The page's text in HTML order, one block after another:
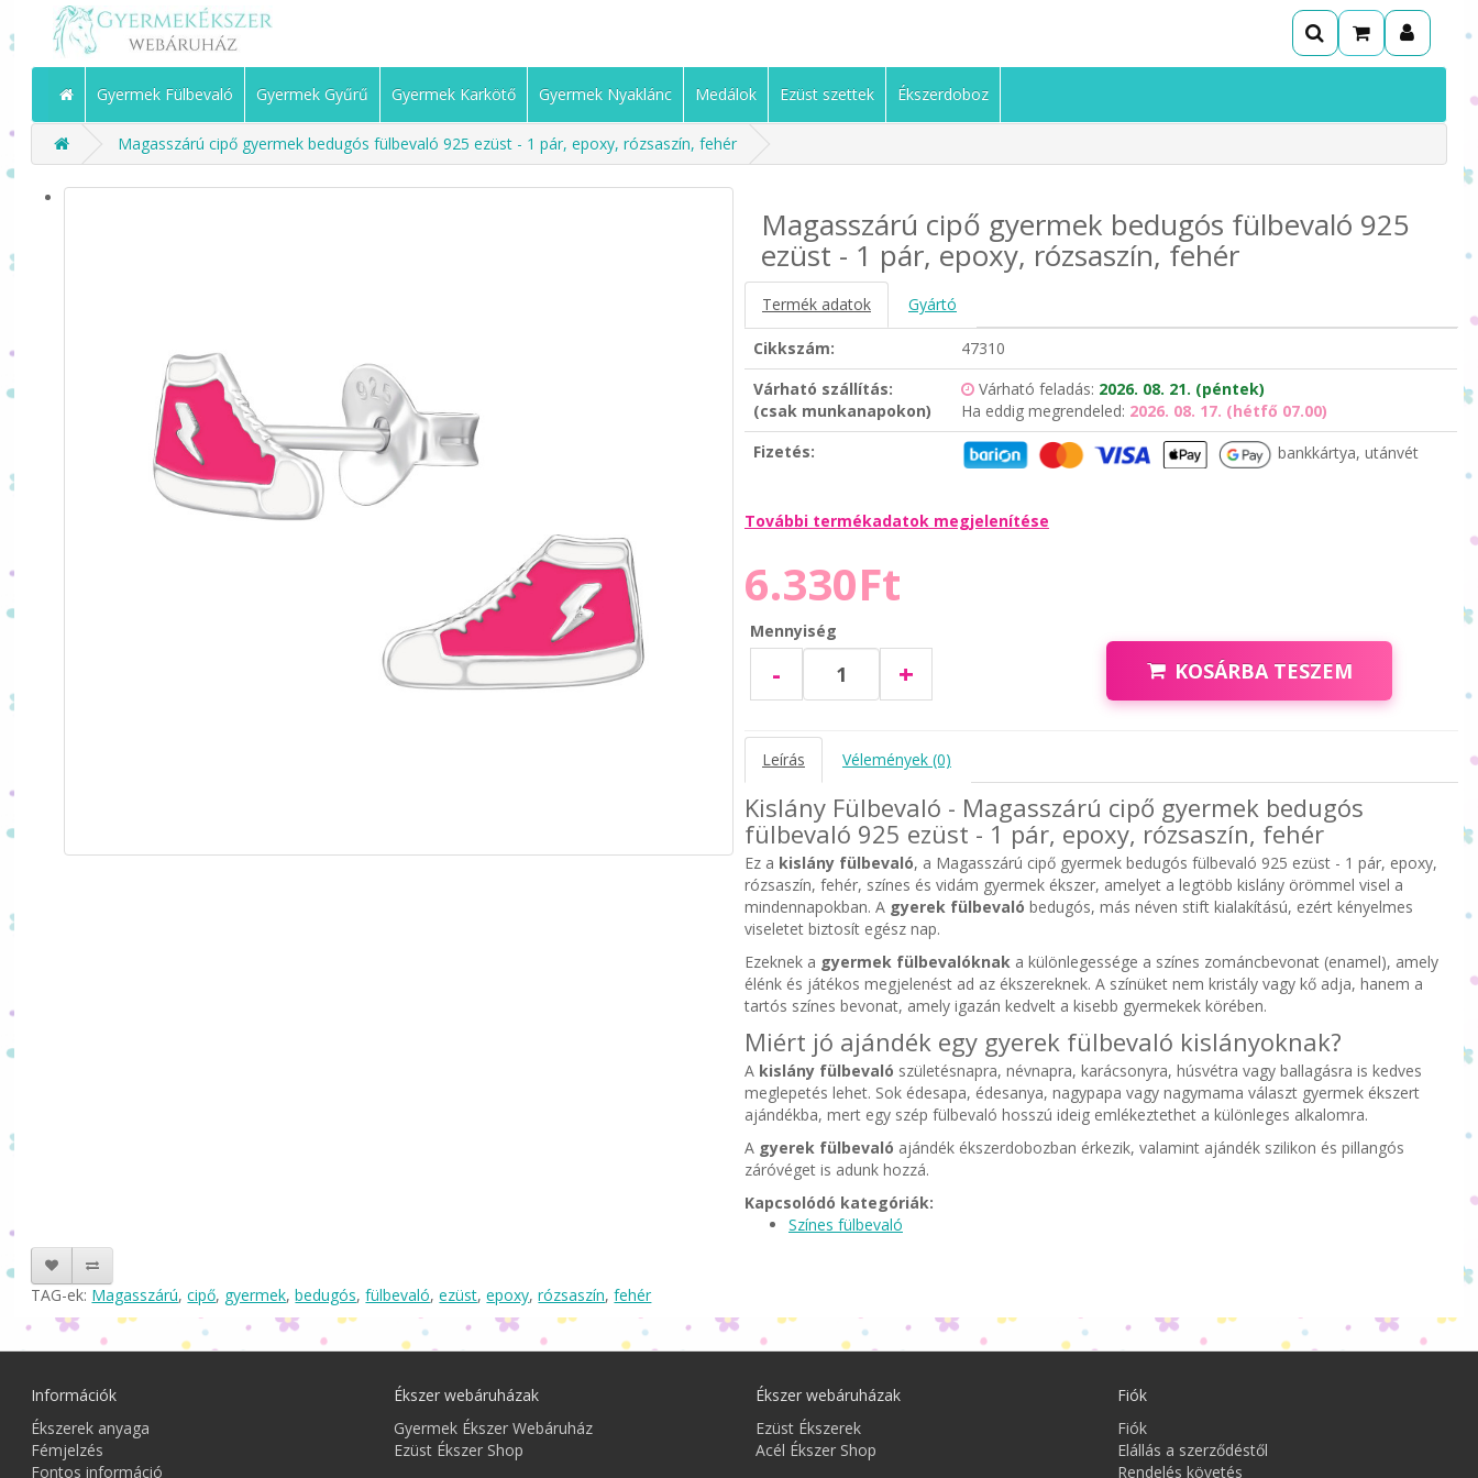
Gyermek Fülbevaló Gyermek Gyűrű Gyermek Karkötő Gyermek Nyaklánc Medálok Ezüst szettek Ékszerdoboz
Magasszárú cipő gyermek bedugós fülbevaló 925 ezüst - 1 pár, epoxy, rózsaszín, fehér
Magasszárú cipő gyermek bedugós fülbevaló 925
ezüst - 1 pár, epoxy, rózsaszín, fehér
Termék adatok Gyártó
Cikkszám:
47310
Várható szállítás:
(csak munkanapokon)
Várható feladás: 2026. 08. 21. (péntek)
Ha eddig megrendeled: 2026. 08. 17. (hétfő 07.00)
Fizetés:
bankkártya, utánvét
További termékadatok megjelenítése
6.330Ft
Mennyiség
- + KOSÁRBA TESZEM
Leírás Vélemények (0)
Kislány Fülbevaló - Magasszárú cipő gyermek bedugós
fülbevaló 925 ezüst - 1 pár, epoxy, rózsaszín, fehér
Ez a kislány fülbevaló, a Magasszárú cipő gyermek bedugós fülbevaló 925 ezüst - 1 pár, epoxy,
rózsaszín, fehér, színes és vidám gyermek ékszer, amelyet a legtöbb kislány örömmel visel a
mindennapokban. A gyerek fülbevaló bedugós, más néven stift kialakítású, ezért kényelmes
viseletet biztosít egész nap.
Ezeknek a gyermek fülbevalóknaka különlegessége a színes zománcbevonat (enamel), amely
élénk és játékos megjelenést ad az ékszereknek. A színüket nem kristály vagy kő adja, hanem a
tartós színes bevonat, amely igazán kedvelt a kisebb gyermekek körében.
Miért jó ajándék egy gyerek fülbevaló kislányoknak?
A kislány fülbevaló születésnapra, névnapra, karácsonyra, húsvétra vagy ballagásra is kedves
meglepetés lehet. Sok édesapa, édesanya, nagypapa vagy nagymama választ gyermek ékszert
ajándékba, mert egy szép fülbevaló hosszú ideig emlékeztethet a különleges alkalomra.
A gyerek fülbevaló ajándék ékszerdobozban érkezik, valamint ajándék szilikon és pillangós
záróvéget is adunk hozzá.
Kapcsolódó kategóriák:
Színes fülbevaló
TAG-ek: Magasszárú,cipő, gyermek,bedugós,fülbevaló,ezüst,epoxy,rózsaszín,fehér
Információk
Ékszerek anyaga
Fémjelzés
Fontos információ
Ékszer webáruházak
Gyermek Ékszer Webáruház
Ezüst Ékszer Shop
Ékszer webáruházak
Ezüst Ékszerek
Acél Ékszer Shop
Fiók
Fiók
Elállás a szerződéstől
Rendelés követés